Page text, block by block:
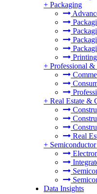
+ Packaging
+ Professional &
+ Real Estate &
Real
+
Data Insights